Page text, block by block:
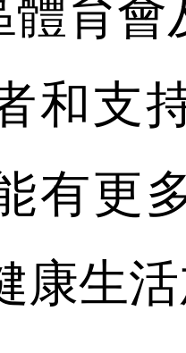
育會
和支
有更
康生